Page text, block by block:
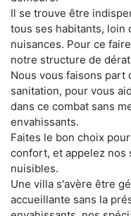
Il se trouve être
tous ses habitants, loin
nuisances. Pour ce
notre structure de
Nous vous faisons part
sanitation, pour vous
dans ce combat sans
envahissants.
Faites le bon choix
confort, et appelez nos
nuisibles.
Une villa s'avère être
accueillante sans la